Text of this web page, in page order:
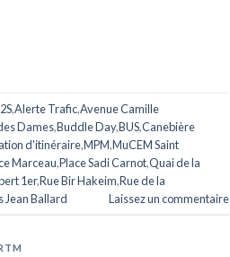
,Alerte Trafic,Avenue Camille
Dames,Buddle Day,BUS,Canebière
d'itinéraire,MPM,MuCEM Saint
Marceau,Place Sadi Carnot,Quai de la
1er,Rue Bir Hakeim,Rue de la
Jean Ballard Laissez un commentaire